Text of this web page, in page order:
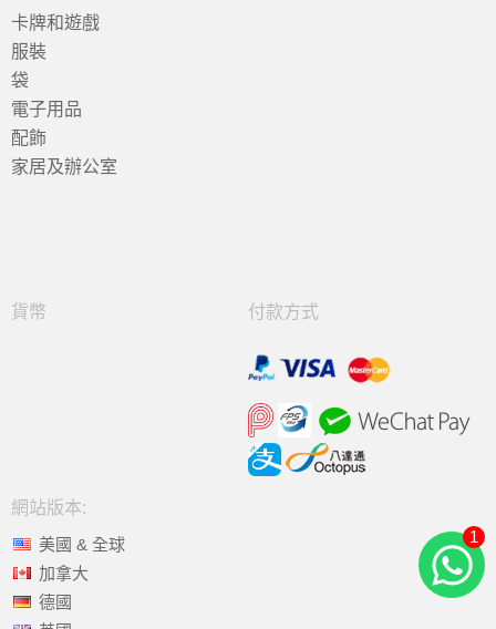
卡牌和遊戲
服裝
袋
電子用品
配飾
家居及辦公室
貨幣 付款方式
網站版本:
美國 & 全球
加拿大
德國
1